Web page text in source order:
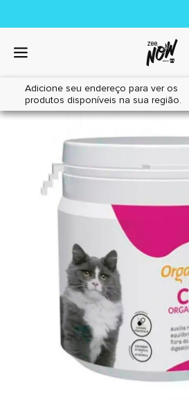
Adicione seu endereço para ver os
produtos disponíveis na sua região.
Home|Gatos|Farmácia